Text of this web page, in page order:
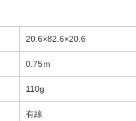
20.6×82.6×20.6
0.75ｍ
110g
有線